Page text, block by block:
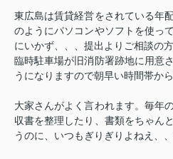
東広島は賃貸経営をされている年
のようにパソコンやソフトを使っ
にいかず、、、提出よりご相談の
臨時駐車場が旧消防署跡地に用意
うになりますので朝早い時間帯か
大家さんがよく言われます。毎年
収書を整理したり、書類をちゃん
うのに、いつもぎりぎりよねえ、